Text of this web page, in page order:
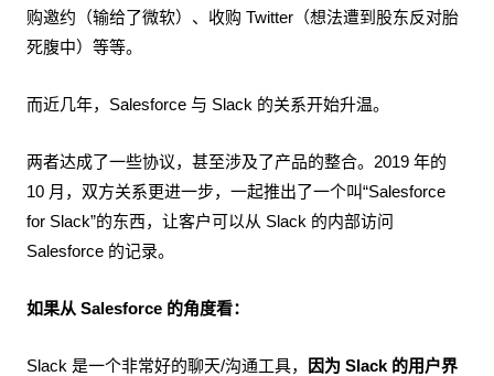
购邀约（输给了微软）、收购 Twitter（想法遭到股东反对胎
死腹中）等等。
而近几年，Salesforce 与 Slack 的关系开始升温。
两者达成了一些协议，甚至涉及了产品的整合。2019 年的
10 月，双方关系更进一步，一起推出了一个叫“Salesforce
for Slack”的东西，让客户可以从 Slack 的内部访问
Salesforce 的记录。
如果从 Salesforce 的角度看：
Slack 是一个非常好的聊天/沟通工具，
因为 Slack 的用户界